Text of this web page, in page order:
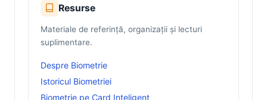
Resurse
Materiale de referință, organizații și lecturi
suplimentare.
Despre Biometrie
Istoricul Biometriei
Biometrie pe Card Inteligent